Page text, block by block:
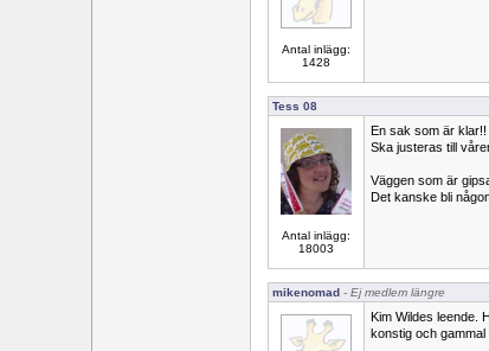
Antal inlägg:
1428
Tess 08
Antal inlägg:
18003
En sak som är klar!!
Ska justeras till
Väggen som är
Det kanske bli
mikenomad - Ej medlem längre
Kim Wildes leende.
konstig och gammal